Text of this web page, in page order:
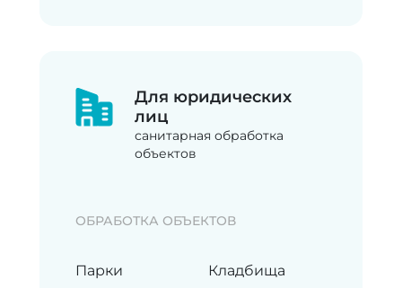
Для юридических
лиц
санитарная обработка
объектов
ОБРАБОТКА ОБЪЕКТОВ
Парки
Кладбища